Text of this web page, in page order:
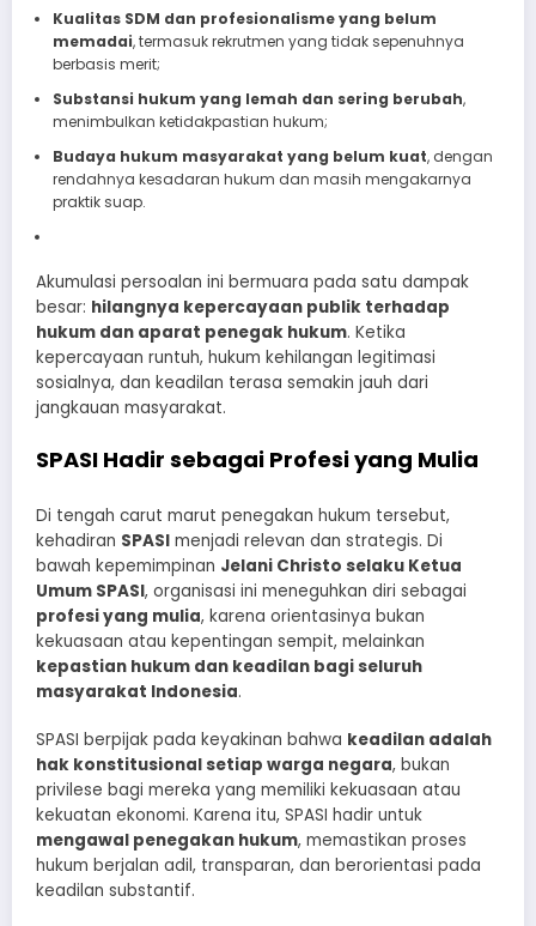
Kualitas SDM dan profesionalisme yang belum
memadai, termasuk rekrutmen yang tidak sepenuhnya
berbasis merit;
Substansi hukum yang lemah dan sering berubah,
menimbulkan ketidakpastian hukum;
Budaya hukum masyarakat yang belum kuat, dengan
rendahnya kesadaran hukum dan masih mengakarnya
praktik suap.
Akumulasi persoalan ini bermuara pada satu dampak
besar: hilangnya kepercayaan publik terhadap
hukum dan aparat penegak hukum. Ketika
kepercayaan runtuh, hukum kehilangan legitimasi
sosialnya, dan keadilan terasa semakin jauh dari
jangkauan masyarakat.
SPASI Hadir sebagai Profesi yang Mulia
Di tengah carut marut penegakan hukum tersebut,
kehadiran SPASI menjadi relevan dan strategis. Di
bawah kepemimpinan Jelani Christo selaku Ketua
Umum SPASI, organisasi ini meneguhkan diri sebagai
profesi yang mulia, karena orientasinya bukan
kekuasaan atau kepentingan sempit, melainkan
kepastian hukum dan keadilan bagi seluruh
masyarakat Indonesia.
SPASI berpijak pada keyakinan bahwa keadilan adalah
hak konstitusional setiap warga negara, bukan
privilese bagi mereka yang memiliki kekuasaan atau
kekuatan ekonomi. Karena itu, SPASI hadir untuk
mengawal penegakan hukum, memastikan proses
hukum berjalan adil, transparan, dan berorientasi pada
keadilan substantif.